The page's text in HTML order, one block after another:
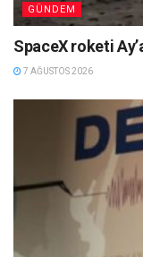
GÜNDEM
SpaceX roketi
7 AĞUSTOS 2026